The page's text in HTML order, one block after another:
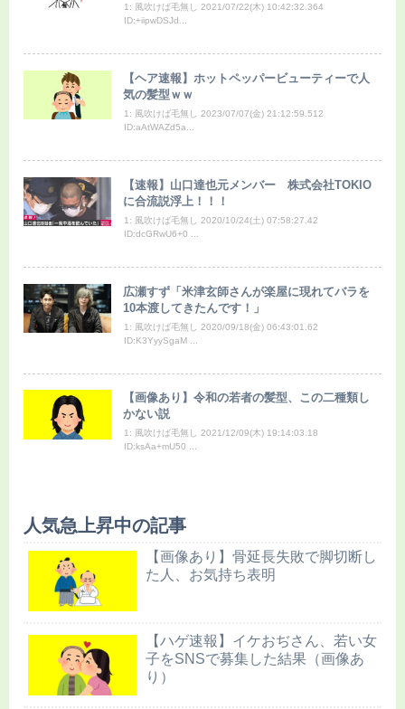
1: 風吹けば毛無し 2021/07/22(木) 10:42:32.364
ID:+iipwDSJd...
【ヘア速報】ホットペッパービューティーで人
気の髪型ｗｗ
1: 風吹けば毛無し 2023/07/07(金) 21:12:59.512
ID:aAtWAZd5a...
【速報】山口達也元メンバー 株式会社TOKIO
に合流説浮上！！！
1: 風吹けば毛無し 2020/10/24(土) 07:58:27.42
ID:dcGRwU6+0 ...
広瀬すず「米津玄師さんが楽屋に現れてバラを
10本渡してきたんです！」
1: 風吹けば毛無し 2020/09/18(金) 06:43:01.62
ID:K3YyySgaM ...
【画像あり】令和の若者の髪型、この二種類し
かない説
1: 風吹けば毛無し 2021/12/09(木) 19:14:03.18
ID:ksAa+mU50 ...
人気急上昇中の記事
【画像あり】骨延長失敗で脚切断し
た人、お気持ち表明
【ハゲ速報】イケおぢさん、若い女
子をSNSで募集した結果（画像あ
り）